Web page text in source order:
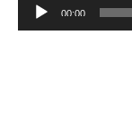
00:00